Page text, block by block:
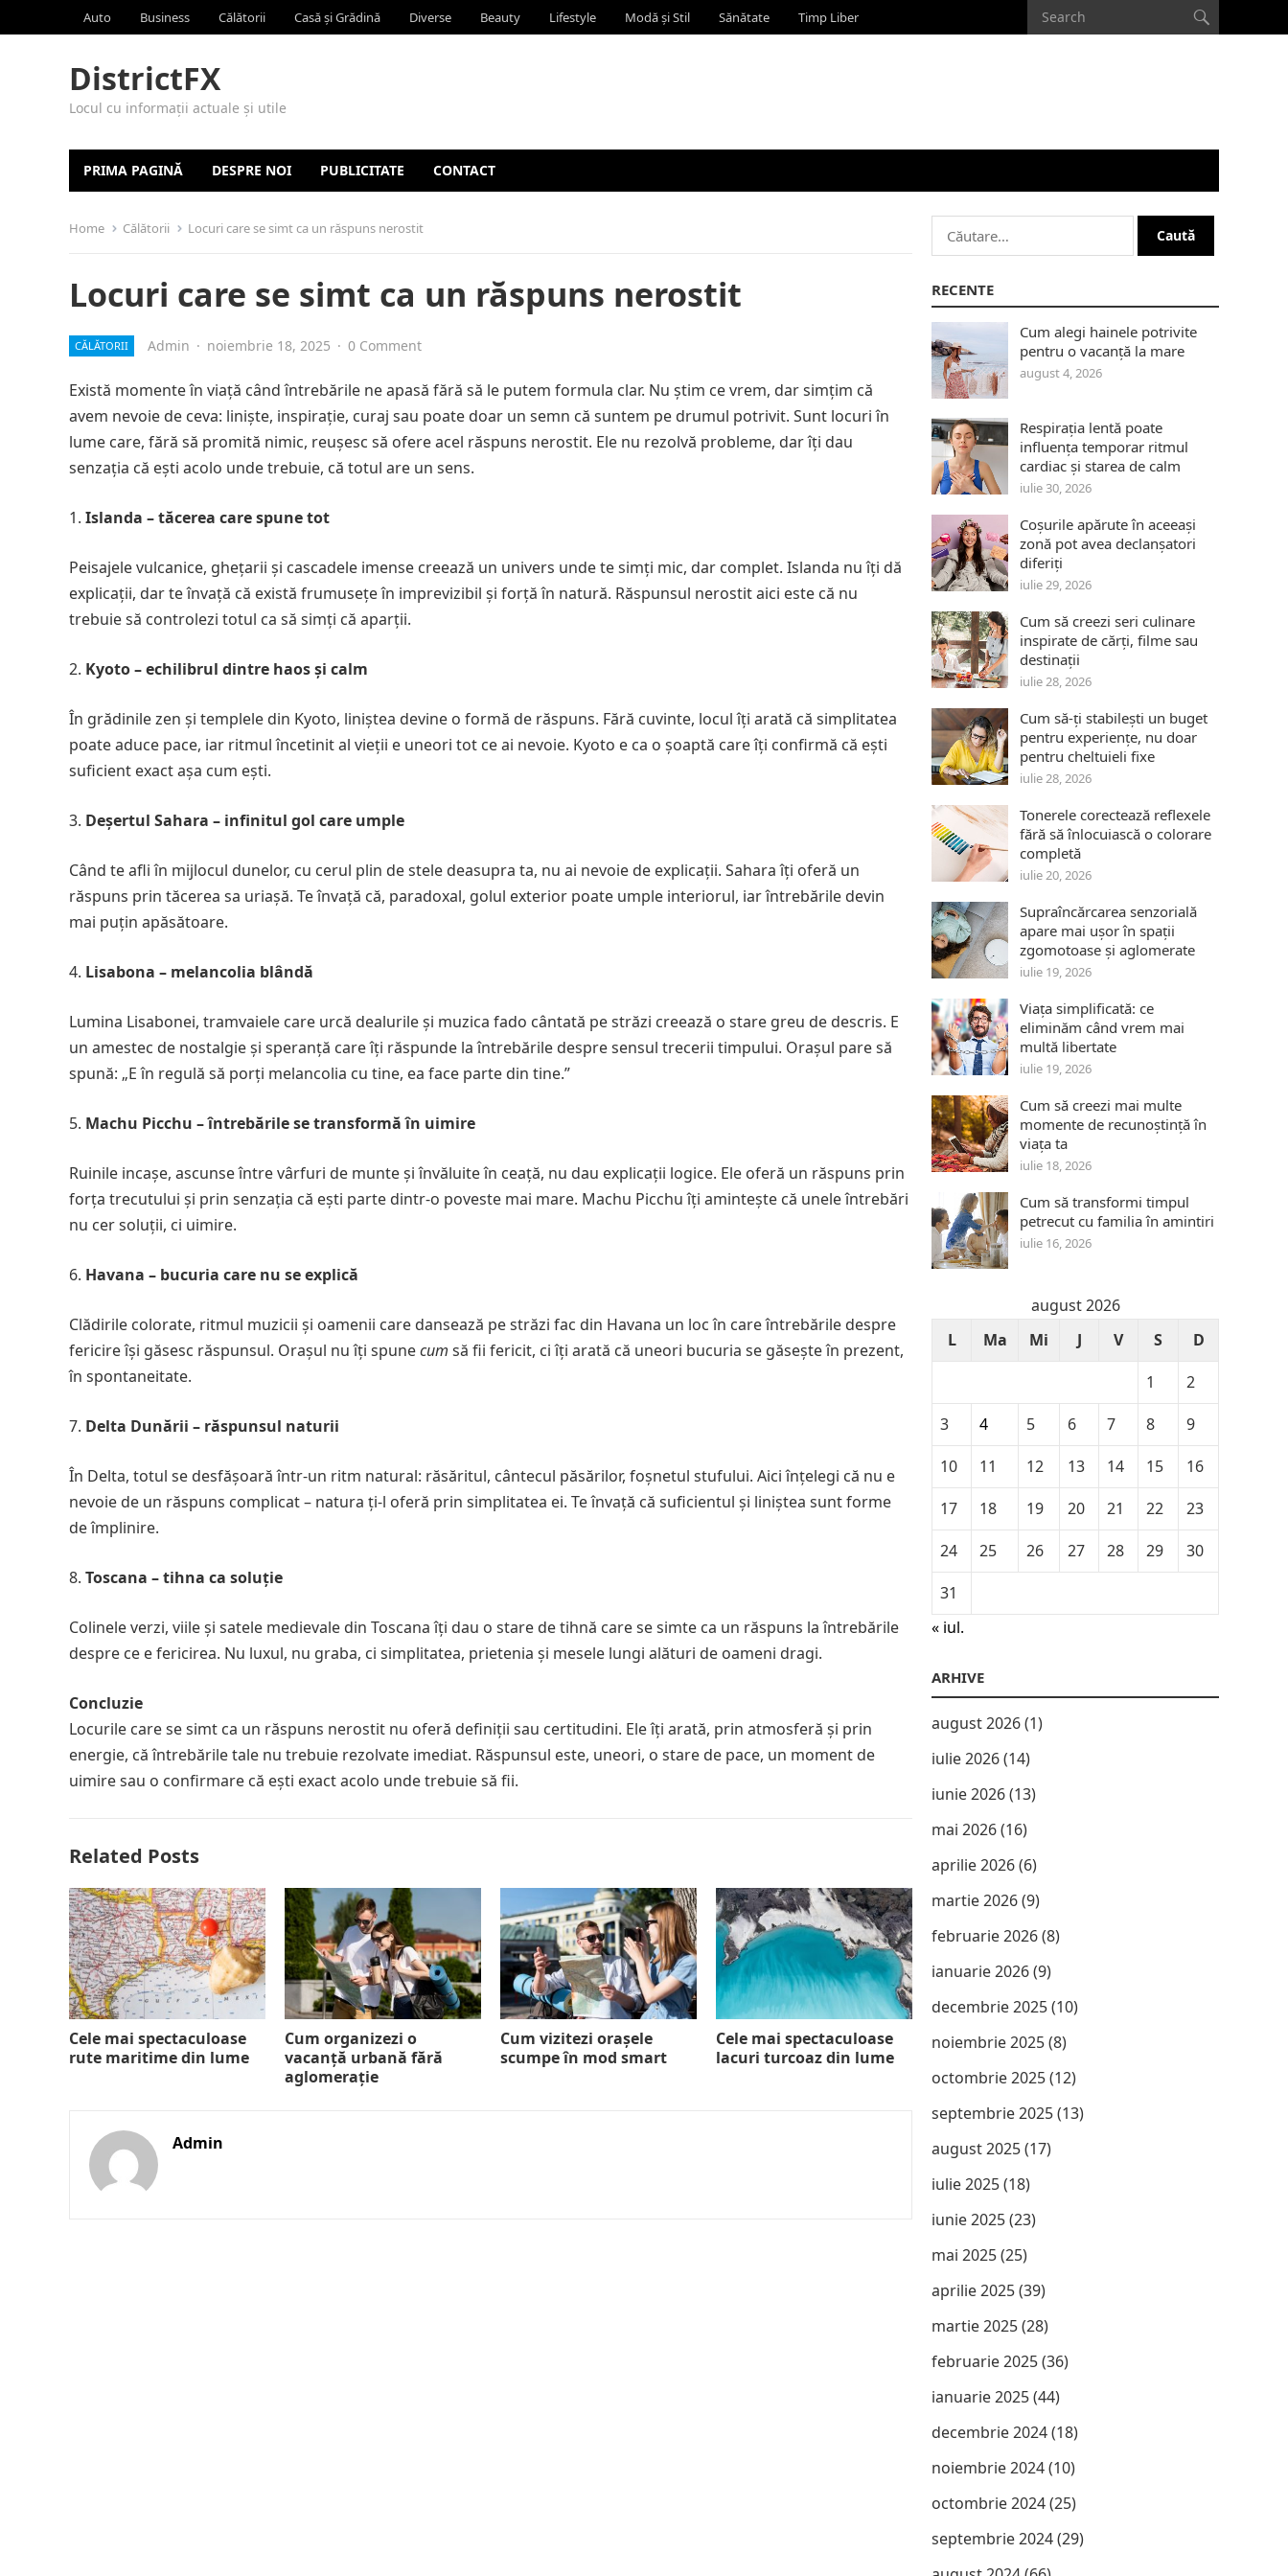
Auto Business Călătorii Casă și Grădină Diverse Beauty Lifestyle Modă și Stil Sănătate Timp Liber
DistrictFX
Locul cu informații actuale și utile
PRIMA PAGINĂ DESPRE NOI PUBLICITATE CONTACT
Home Călătorii Locuri care se simt ca un răspuns nerostit
Locuri care se simt ca un răspuns nerostit
CĂLĂTORII Admin · noiembrie 18, 2025 · 0 Comment
Există momente în viață când întrebările ne apasă fără să le putem formula clar. Nu știm ce vrem, dar simțim că
avem nevoie de ceva: liniște, inspirație, curaj sau poate doar un semn că suntem pe drumul potrivit. Sunt locuri în
lume care, fără să promită nimic, reușesc să ofere acel răspuns nerostit. Ele nu rezolvă probleme, dar îți dau
senzația că ești acolo unde trebuie, că totul are un sens.
Islanda – tăcerea care spune tot
Peisajele vulcanice, ghețarii și cascadele imense creează un univers unde te simți mic, dar complet. Islanda nu îți dă
explicații, dar te învață că există frumusețe în imprevizibil și forță în natură. Răspunsul nerostit aici este că nu
trebuie să controlezi totul ca să simți că aparții.
Kyoto – echilibrul dintre haos și calm
În grădinile zen și templele din Kyoto, liniștea devine o formă de răspuns. Fără cuvinte, locul îți arată că simplitatea
poate aduce pace, iar ritmul încetinit al vieții e uneori tot ce ai nevoie. Kyoto e ca o șoaptă care îți confirmă că ești
suficient exact așa cum ești.
Deșertul Sahara – infinitul gol care umple
Când te afli în mijlocul dunelor, cu cerul plin de stele deasupra ta, nu ai nevoie de explicații. Sahara îți oferă un
răspuns prin tăcerea sa uriașă. Te învață că, paradoxal, golul exterior poate umple interiorul, iar întrebările devin
mai puțin apăsătoare.
Lisabona – melancolia blândă
Lumina Lisabonei, tramvaiele care urcă dealurile și muzica fado cântată pe străzi creează o stare greu de descris. E
un amestec de nostalgie și speranță care îți răspunde la întrebările despre sensul trecerii timpului. Orașul pare să
spună: „E în regulă să porți melancolia cu tine, ea face parte din tine.”
Machu Picchu – întrebările se transformă în uimire
Ruinile incașe, ascunse între vârfuri de munte și învăluite în ceață, nu dau explicații logice. Ele oferă un răspuns prin
forța trecutului și prin senzația că ești parte dintr-o poveste mai mare. Machu Picchu îți amintește că unele întrebări
nu cer soluții, ci uimire.
Havana – bucuria care nu se explică
Clădirile colorate, ritmul muzicii și oamenii care dansează pe străzi fac din Havana un loc în care întrebările despre
fericire își găsesc răspunsul. Orașul nu îți spunecum să fii fericit, ci îți arată că uneori bucuria se găsește în prezent,
în spontaneitate.
Delta Dunării – răspunsul naturii
În Delta, totul se desfășoară într-un ritm natural: răsăritul, cântecul păsărilor, foșnetul stufului. Aici înțelegi că nu e
nevoie de un răspuns complicat – natura ți-l oferă prin simplitatea ei. Te învață că suficientul și liniștea sunt forme
de împlinire.
Toscana – tihna ca soluție
Colinele verzi, viile și satele medievale din Toscana îți dau o stare de tihnă care se simte ca un răspuns la întrebările
despre ce e fericirea. Nu luxul, nu graba, ci simplitatea, prietenia și mesele lungi alături de oameni dragi.
Concluzie
Locurile care se simt ca un răspuns nerostit nu oferă definiții sau certitudini. Ele îți arată, prin atmosferă și prin
energie, că întrebările tale nu trebuie rezolvate imediat. Răspunsul este, uneori, o stare de pace, un moment de
uimire sau o confirmare că ești exact acolo unde trebuie să fii.
Related Posts
Cele mai spectaculoase
rute maritime din lume
Cum organizezi o
vacanță urbană fără
aglomerație
Cum vizitezi orașele
scumpe în mod smart
Cele mai spectaculoase
lacuri turcoaz din lume
Admin
Caută
după:
RECENTE
Cum alegi hainele potrivite
pentru o vacanță la mare
august 4, 2026
Respirația lentă poate
influența temporar ritmul
cardiac și starea de calm
iulie 30, 2026
Coșurile apărute în aceeași
zonă pot avea declanșatori
diferiți
iulie 29, 2026
Cum să creezi seri culinare
inspirate de cărți, filme sau
destinații
iulie 28, 2026
Cum să-ți stabilești un buget
pentru experiențe, nu doar
pentru cheltuieli fixe
iulie 28, 2026
Tonerele corectează reflexele
fără să înlocuiască o colorare
completă
iulie 20, 2026
Supraîncărcarea senzorială
apare mai ușor în spații
zgomotoase și aglomerate
iulie 19, 2026
Viața simplificată: ce
eliminăm când vrem mai
multă libertate
iulie 19, 2026
Cum să creezi mai multe
momente de recunoștință în
viața ta
iulie 18, 2026
Cum să transformi timpul
petrecut cu familia în amintiri
iulie 16, 2026
august 2026
L
Ma Mi J V S
D
1
2
3
4 5 6 7 8
9
10
11 12 13 14 15
16
17
18 19 20 21 22
23
24
25 26 27 28 29
30
31
« iul.
ARHIVE
august 2026(1)
iulie 2026(14)
iunie 2026(13)
mai 2026(16)
aprilie 2026(6)
martie 2026(9)
februarie 2026(8)
ianuarie 2026(9)
decembrie 2025(10)
noiembrie 2025(8)
octombrie 2025(12)
septembrie 2025(13)
august 2025(17)
iulie 2025(18)
iunie 2025(23)
mai 2025(25)
aprilie 2025(39)
martie 2025(28)
februarie 2025(36)
ianuarie 2025(44)
decembrie 2024(18)
noiembrie 2024(10)
octombrie 2024(25)
septembrie 2024(29)